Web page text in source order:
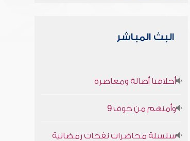
البث المباشر
أخلاقنا أصالة ومعاصرة
وأمنهم من خوف 9
سلسلة محاضرات نفحات رمضانية